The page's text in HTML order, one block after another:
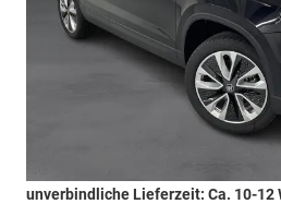
unverbindliche Lieferzeit: Ca. 10-12